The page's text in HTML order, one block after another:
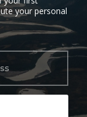
your personal